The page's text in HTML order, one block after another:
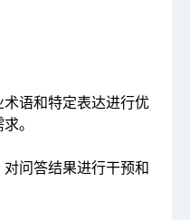
语和特定表达进行优
。
问答结果进行干预和